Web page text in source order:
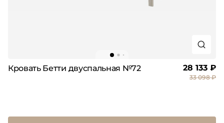
Кровать Бетти двуспальная №72 28 133 ₽
33 098 ₽